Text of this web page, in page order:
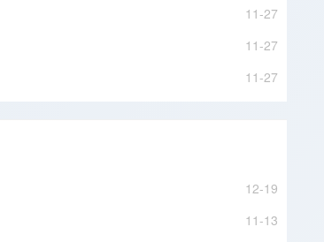
11-27
11-27
11-27
12-19
11-13